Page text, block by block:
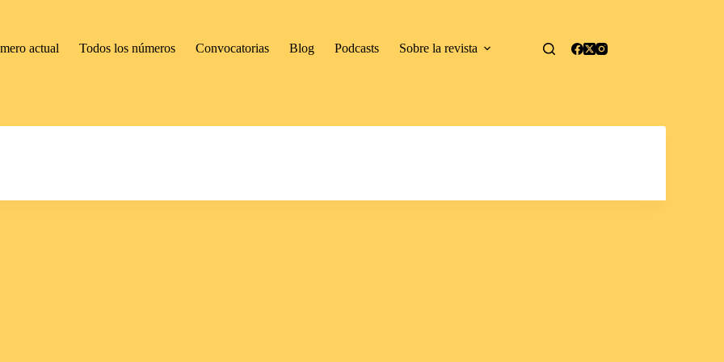
actual
Todos los números Convocatorias Blog Podcasts Sobre la revista